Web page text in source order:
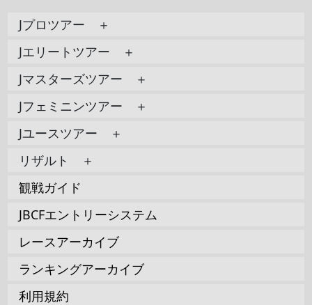
Jプロツアー ＋
Jエリートツアー ＋
Jマスターズツアー ＋
Jフェミニンツアー ＋
Jユースツアー ＋
リザルト ＋
観戦ガイド
JBCFエントリーシステム
レースアーカイブ
ランキングアーカイブ
利用規約